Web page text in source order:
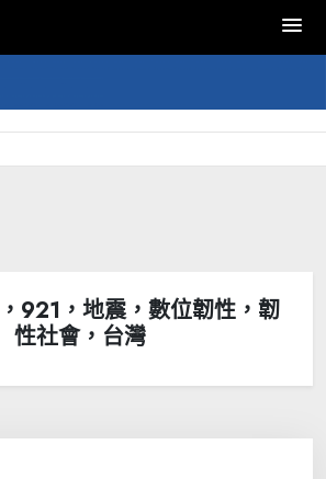
921，地震，數位韌性，韌
性社會，台灣